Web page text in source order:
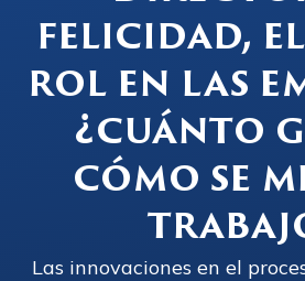
felicidad,
rol en las
¿cuánto
cómo se
Las innovaciones en el